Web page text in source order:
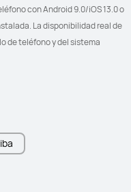
con Android 9.0/iOS 13.0 o
La disponibilidad real de
de teléfono y del sistema